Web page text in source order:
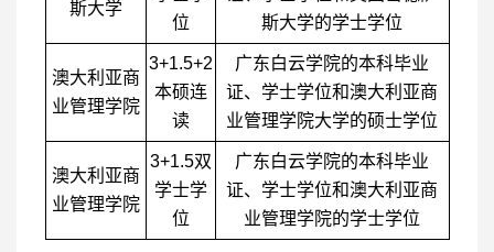
斯大学
位
斯大学的学士学位
澳大利亚商
业管理学院
3+1.5+2
本硕连
读
广东白云学院的本科毕业
证、学士学位和澳大利亚商
业管理学院大学的硕士学位
澳大利亚商
业管理学院
3+1.5双
学士学
位
广东白云学院的本科毕业
证、学士学位和澳大利亚商
业管理学院的学士学位